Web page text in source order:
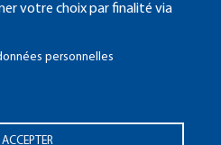
votre choix par finalité via
personnelles
ACCEPTER
Malmaison
ECAMPUS